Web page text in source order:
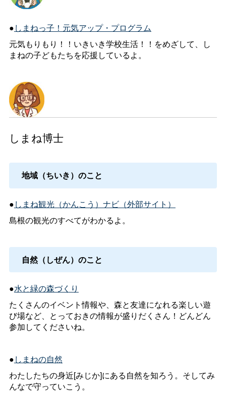
●しまねっ子！元気アップ・プログラム
元気もりもり！！いきいき学校生活！！をめざして、し
まねの子どもたちを応援しているよ。
しまね博士
地域（ちいき）のこと
●しまね観光（かんこう）ナビ（外部サイト）
島根の観光のすべてがわかるよ。
自然（しぜん）のこと
●水と緑の森づくり
たくさんのイベント情報や、森と友達になれる楽しい遊
び場など、とっておきの情報が盛りだくさん！どんどん
参加してくださいね。
●しまねの自然
わたしたちの身近[みじか]にある自然を知ろう。そしてみ
んなで守っていこう。